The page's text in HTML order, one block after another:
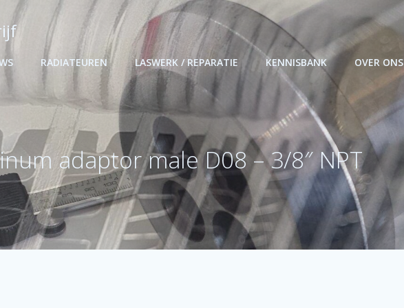
RADIATEUREN LASWERK / REPARATIE KENNISBANK OVER ONS
adaptor male D08 – 3/8″ NPT